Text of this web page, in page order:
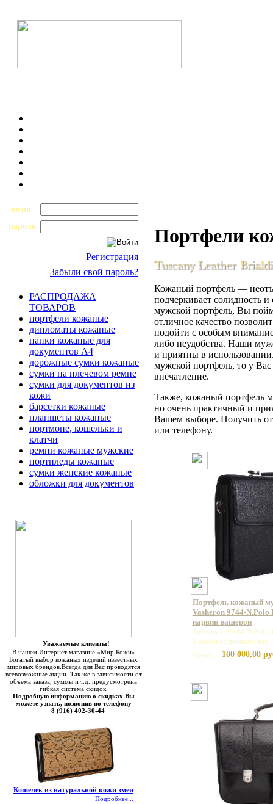
логин
пароль
Регистрация
Забыли свой пароль?
РАСПРОДАЖА
ТОВАРОВ
портфели кожаные
дипломаты кожаные
папки кожаные для
документов А4
дорожные сумки кожаные
сумки на плечевом ремне
сумки для документов из
кожи
барсетки кожаные
планшеты кожаные
портмоне, кошельки и
клатчи
ремни кожаные мужские
портпледы кожаные
сумки женские кожаные
обложки для документов
Уважаемые клиенты!
В нашем Интернет магазине «Мир Кожи»
Богатый выбор кожаных изделий известных
мировых брендов.Всегда для Вас проводятся
всевозможные акции. Так же в зависимости от
объема заказа, суммы и т.д. предусмотрена
гибкая система скидок.
Подробную информацию о скидках Вы
можете узнать, позвонив по телефону
8 (916) 402-30-44
Кошелек из натуральной кожи змеи
Подробнее...
Портфели
Кожаный портфель —
подчеркивает солидность
мужской портфель, Вы
отличное качество
подойти с особым
либо неудобства. Наши
и приятны в
мужской портфель, то у Вас
впечатление.
Также, кожаный портфель
но очень практичный и
Вашем выборе. Получить
или телефону.
Портфель кожаный
Vasheron 9744-
нарвин вашерон
Артикул: 9744 N.Polo
Базовая единица: шт
Цена:
100 000,00